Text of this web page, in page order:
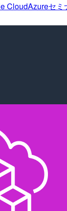
CloudAzureセミ